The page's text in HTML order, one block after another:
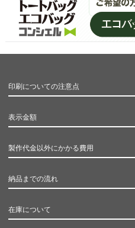
印刷についての注意点
表示金額
製作代金以外にかかる費用
納品までの流れ
在庫について